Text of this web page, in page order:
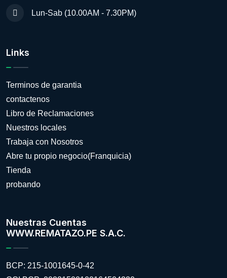
Lun-Sab (10.00AM - 7.30PM)
Links
Terminos de garantia
contactenos
Libro de Reclamaciones
Nuestros locales
Trabaja con Nosotros
Abre tu propio negocio(Franquicia)
Tienda
probando
Nuestras Cuentas
WWW.REMATAZO.PE S.A.C.
BCP: 215-1001645-0-42